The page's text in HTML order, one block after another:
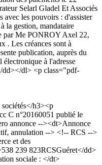
Selarl Gladel Et Associés
les pouvoirs : d'assister
la gestion, mandataire
par Me PONROY Axel 22,
. Les créances sont à
publication, auprès du
à l'adresse
dd></dl> <p class="pdf-
h3><p
C n°20160051 publié le
annonce --><dt>Annonce
annulation --> <!-- RCS -->
et des
239 823RCSGuéret</dd>
sociale : </dt>